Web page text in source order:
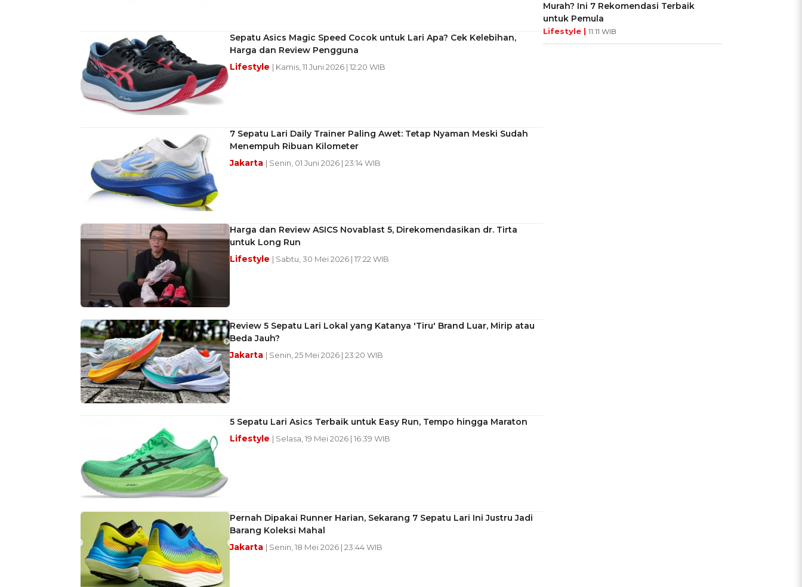
Sepatu Asics Magic Speed Cocok untuk Lari Apa? Cek Kelebihan,
Harga dan Review Pengguna
Lifestyle | Kamis, 11 Juni 2026 | 12:20 WIB
7 Sepatu Lari Daily Trainer Paling Awet: Tetap Nyaman Meski Sudah
Menempuh Ribuan Kilometer
Jakarta | Senin, 01 Juni 2026 | 23:14 WIB
Harga dan Review ASICS Novablast 5, Direkomendasikan dr. Tirta
untuk Long Run
Lifestyle | Sabtu, 30 Mei 2026 | 17:22 WIB
Review 5 Sepatu Lari Lokal yang Katanya 'Tiru' Brand Luar, Mirip atau
Beda Jauh?
Jakarta | Senin, 25 Mei 2026 | 23:20 WIB
5 Sepatu Lari Asics Terbaik untuk Easy Run, Tempo hingga Maraton
Lifestyle | Selasa, 19 Mei 2026 | 16:39 WIB
Pernah Dipakai Runner Harian, Sekarang 7 Sepatu Lari Ini Justru Jadi
Barang Koleksi Mahal
Jakarta | Senin, 18 Mei 2026 | 23:44 WIB
Murah? Ini 7 Rekomendasi Terbaik
untuk Pemula
Lifestyle | 11:11 WIB